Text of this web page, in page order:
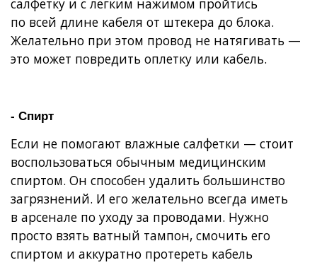
по всей длине кабеля от штекера до блока.
Желательно при этом провод не натягивать —
это может повредить оплетку или кабель.
- Спирт
Если не помогают влажные салфетки — стоит
воспользоваться обычным медицинским
спиртом. Он способен удалить большинство
загрязнений. И его желательно всегда иметь
в арсенале по уходу за проводами. Нужно
просто взять ватный тампон, смочить его
спиртом и аккуратно протереть кабель